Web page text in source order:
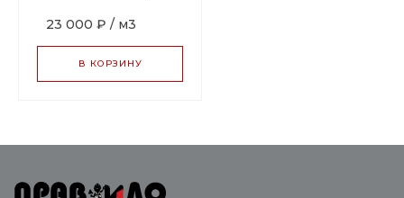
23 000 ₽ / м3
В КОРЗИНУ